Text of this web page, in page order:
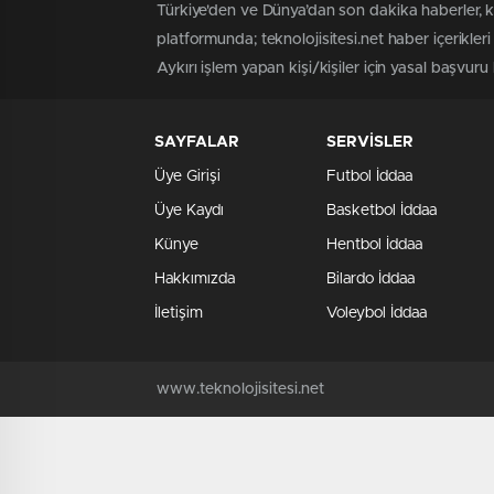
Türkiye'den ve Dünya’dan son dakika
platformunda; teknolojisitesi.net haber içerikleri
Aykırı işlem yapan kişi/kişiler için yasal
SAYFALAR
Üye Girişi
Üye Kaydı
Künye
Hakkımızda
İletişim
SERVİSLER
Futbol İddaa
Basketbol İddaa
Hentbol İddaa
Bilardo İddaa
Voleybol İddaa
www.teknolojisitesi.net